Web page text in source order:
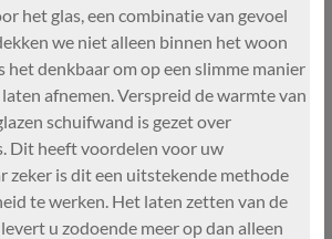
het glas, een combinatie van gevoel
we niet alleen binnen het woon
het denkbaar om op een slimme manier
afnemen. Verspreid de warmte van
schuifwand is gezet over
Dit heeft voordelen voor uw
zeker is dit een uitstekende methode
te werken. Het laten zetten van de
u zodoende meer op dan alleen